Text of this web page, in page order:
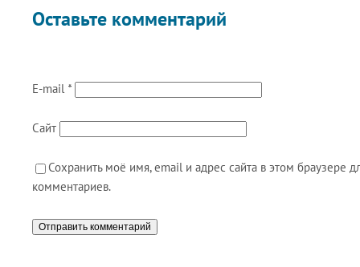
Оставьте комментарий
E-mail *
Сайт
Сохранить моё имя, email и адрес сайта в этом браузере
комментариев.